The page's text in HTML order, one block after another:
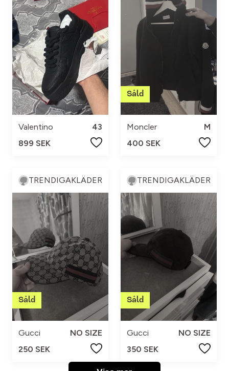
Valentino
43
899 SEK
Moncler
M
400 SEK
TRENDIGAKLÄDER
Gucci
NO SIZE
250 SEK
TRENDIGAKLÄDER
Gucci
NO SIZE
350 SEK